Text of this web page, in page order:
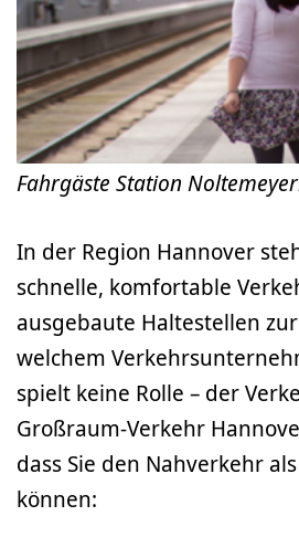
Fahrgäste Station
In der Region Hannover
schnelle, komfortable
ausgebaute Haltestellen
welchem
spielt keine Rolle – der
Großraum-Verkehr
dass Sie den Nahverkehr
können: